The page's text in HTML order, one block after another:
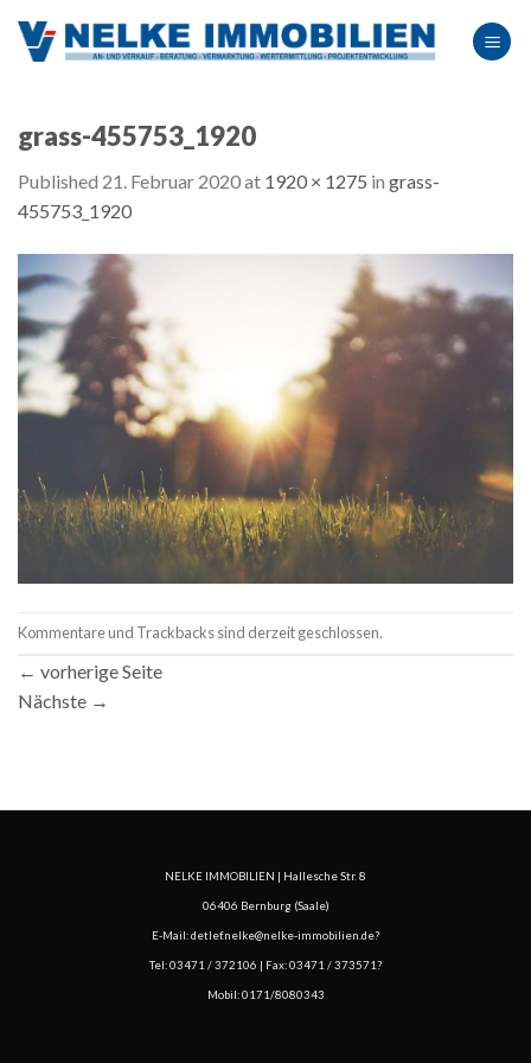
grass-455753_1920
Published 21. Februar 2020at 1920 × 1275 in grass-
455753_1920
Kommentare und Trackbacks sind derzeit geschlossen.
← vorherige Seite
Nächste →
NELKE IMMOBILIEN | Hallesche Str. 8
06406 Bernburg (Saale)
E-Mail:detlef.nelke@nelke-immobilien.de?
Tel:03471 / 372106 | Fax: 03471 / 373571?
Mobil:0171/8080343